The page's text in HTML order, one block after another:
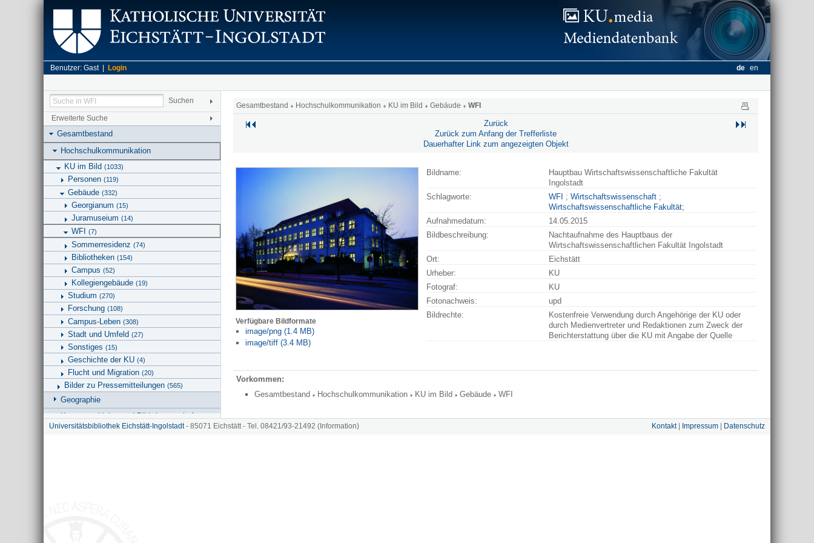
Benutzer: Gast | Login de en
Erweiterte Suche
Gesamtbestand
Hochschulkommunikation
KU im Bild (1033)
Personen (119)
Gebäude (332)
Georgianum (15)
Juramuseium (14)
WFI (7)
Sommerresidenz (74)
Bibliotheken (154)
Campus (52)
Kollegiengebäude (19)
Studium (270)
Forschung (108)
Campus-Leben (308)
Stadt und Umfeld (27)
Sonstiges (15)
Geschichte der KU (4)
Flucht und Migration (20)
Bilder zu Pressemitteilungen (565)
Geographie
Kunstgeschichte und Bildwissenschaften
Gesamtbestand Hochschulkommunikation KU im Bild Gebäude WFI
Zurück
Zurück zum Anfang der Trefferliste
Dauerhafter Link zum angezeigten Objekt
Verfügbare Bildformate
image/png (1.4 MB)
image/tiff (3.4 MB)
Bildname:
Hauptbau Wirtschaftswissenschaftliche Fakultät
Ingolstadt
Schlagworte:
WFI ; Wirtschaftswissenschaft ;
Wirtschaftswissenschaftliche Fakultät;
Aufnahmedatum:
14.05.2015
Bildbeschreibung:
Nachtaufnahme des Hauptbaus der
Wirtschaftswissenschaftlichen Fakultät Ingolstadt
Ort:
Eichstätt
Urheber:
KU
Fotograf:
KU
Fotonachweis:
upd
Bildrechte:
Kostenfreie Verwendung durch Angehörige der KU oder
durch Medienvertreter und Redaktionen zum Zweck der
Berichterstattung über die KU mit Angabe der Quelle
Vorkommen:
Gesamtbestand
Hochschulkommunikation KU im Bild Gebäude WFI
Universitätsbibliothek Eichstätt-Ingolstadt- 85071 Eichstätt - Tel. 08421/93-21492 (Information) Kontakt| Impressum | Datenschutz